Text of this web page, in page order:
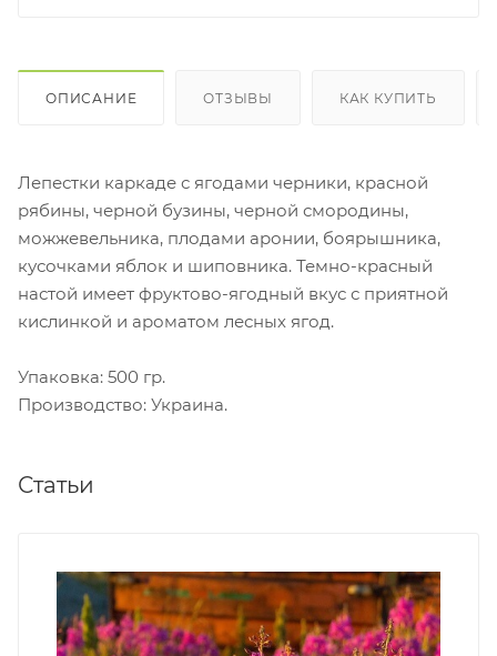
ОПИСАНИЕ ОТЗЫВЫ КАК КУПИТЬ
Лепестки каркаде с ягодами черники, красной
рябины, черной бузины, черной смородины,
можжевельника, плодами аронии, боярышника,
кусочками яблок и шиповника. Темно-красный
настой имеет фруктово-ягодный вкус с приятной
кислинкой и ароматом лесных ягод.
Упаковка: 500 гр.
Производство: Украина.
Статьи